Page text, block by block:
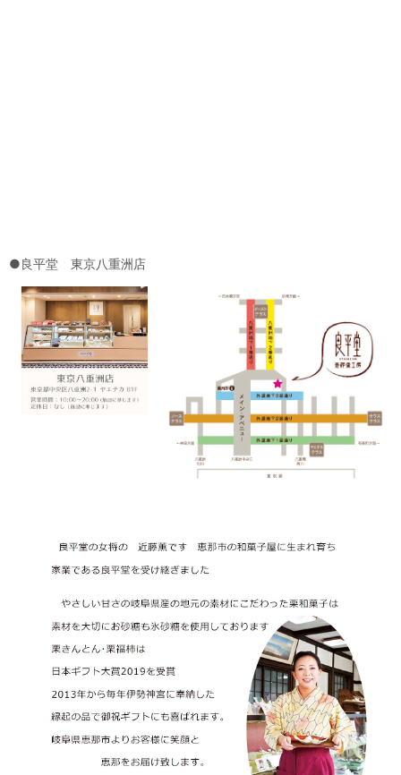
●良平堂 東京八重洲店